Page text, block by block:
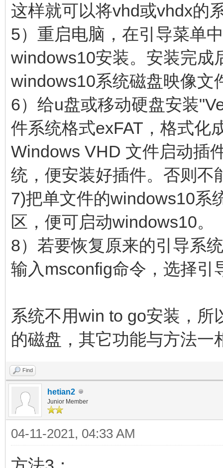
这样就可以将vhd或vhdx的
5）重启电脑，在引导菜单
windows10安装。安装完成
windows10系统磁盘映像文
6）给u盘或移动硬盘安装
件系统格式exFAT，格式化
Windows VHD 文件启动插
统，便安装好插件。否则不
7)把单文件的windows10系
区，便可启动windows10。
8）若要恢复原来的引导系
输入msconfig命令，选择引
系统不用win to go安装，
的磁盘，其它功能与方法一
Find
hetian2
Junior Member
04-11-2021, 04:33 AM